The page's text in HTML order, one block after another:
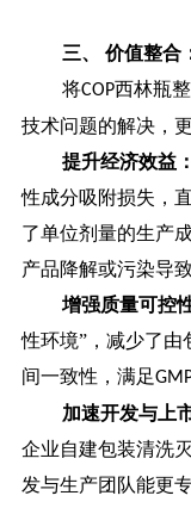
三、
价值整合
将COP西林瓶
技术问题的解决，
提升经济效益：
性成分吸附损失，
了单位剂量的生产
产品降解或污染导
增强质量可控
性环境”，减少了由
间一致性，满足
加速开发与上
企业自建包装清洗
发与生产团队能更